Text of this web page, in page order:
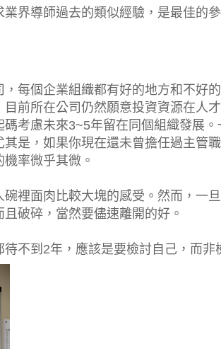
界導師過去的類似經驗，是最佳的參
每個企業組織都有好的地方和不好
前所在公司仍然願意投資資源在人
考慮未來3~5年留在同個組織發展
是，如果你現在還未曾擔任過主管
率微乎其微。
裡面肉比較大塊的感受。然而，一
破碎，當然要儘速離開的好。
不到2年，應該是要檢討自己，而非